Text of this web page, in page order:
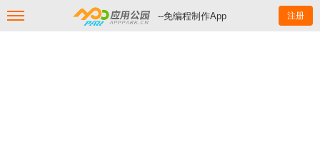
--免编程制作App 注册